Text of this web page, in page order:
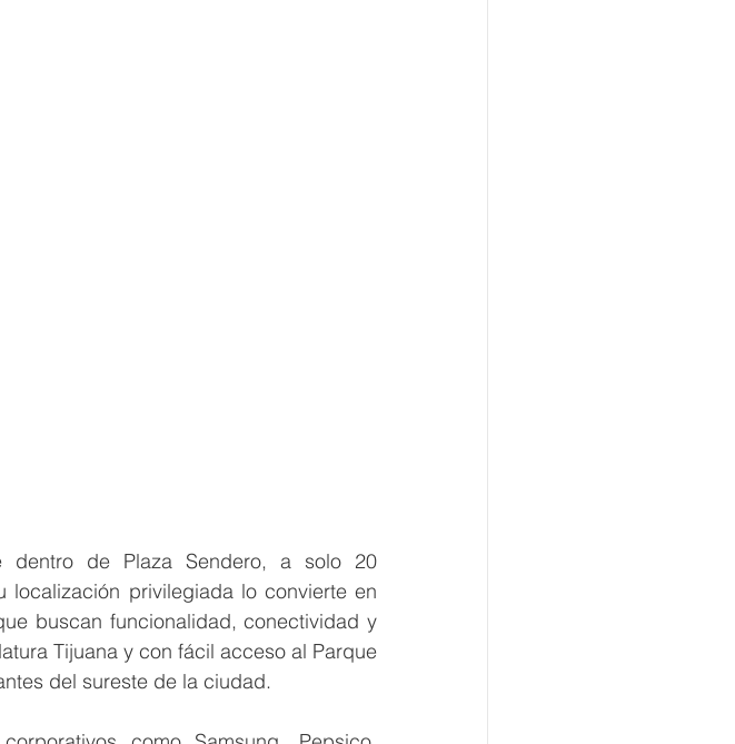
dentro de Plaza Sendero, a solo 20
localización privilegiada lo convierte en
buscan funcionalidad, conectividad y
Tijuana y con fácil acceso al Parque
del sureste de la ciudad.